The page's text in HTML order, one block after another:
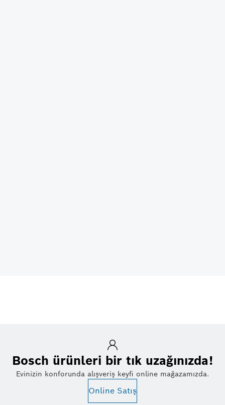
Bosch ürünleri bir tık uzağınızda!
Evinizin konforunda alışveriş keyfi online mağazamızda.
Online Satış